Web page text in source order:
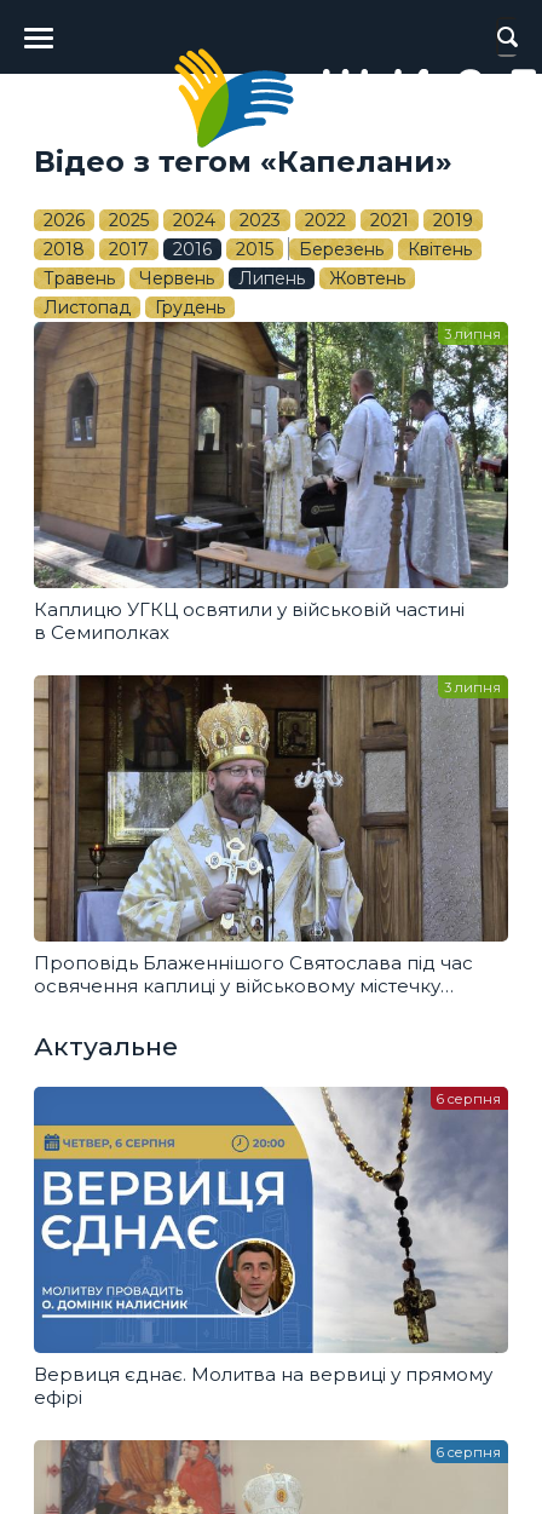
Головне
меню
Відео з тегом «Капелани»
2026 2025 2024 2023 2022 2021
2019
2018
2017 2016 2015 Березень
Квітень
Травень
Червень Липень
Жовтень
Листопад
Грудень
Каплицю УГКЦ освятили у військовій частині
в Семиполках
3 липня
Проповідь Блаженнішого Святослава під час
освячення каплиці у військовому містечку
3 липня
Актуальне
Вервиця єднає. Молитва на вервиці у прямому
ефірі
6 серпня
6 серпня